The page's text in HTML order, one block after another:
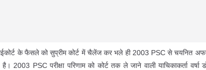
के फैसले को सुप्रीम कोर्ट में चैलेंज कर भले ही 2003 PSC से चयनित
2003 PSC परीक्षा परिणाम को कोर्ट तक ले जाने वाली याचिकाकर्ता